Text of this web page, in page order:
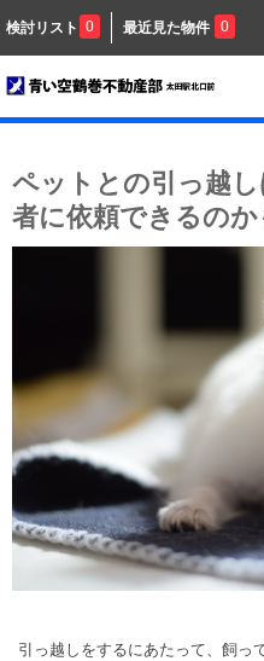
検討リスト 0 最近見た物件 0
ペットとの引っ越
者に依頼できるのか
引っ越しをするにあたって、飼っ